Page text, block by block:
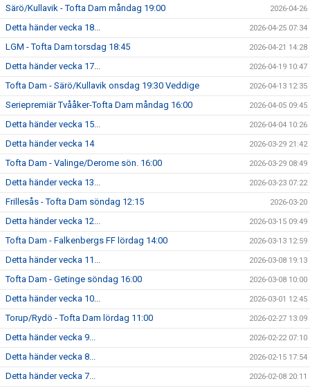
Särö/Kullavik - Tofta Dam måndag 19:00 2026-04-26
Detta händer vecka 18... 2026-04-25 07:34
LGM - Tofta Dam torsdag 18:45 2026-04-21 14:28
Detta händer vecka 17... 2026-04-19 10:47
Tofta Dam - Särö/Kullavik onsdag 19:30 Veddige 2026-04-13 12:35
Seriepremiär Tvååker-Tofta Dam måndag 16:00 2026-04-05 09:45
Detta händer vecka 15... 2026-04-04 10:26
Detta händer vecka 14 2026-03-29 21:42
Tofta Dam - Valinge/Derome sön. 16:00 2026-03-29 08:49
Detta händer vecka 13... 2026-03-23 07:22
Frillesås - Tofta Dam söndag 12:15 2026-03-20
Detta händer vecka 12... 2026-03-15 09:49
Tofta Dam - Falkenbergs FF lördag 14:00 2026-03-13 12:59
Detta händer vecka 11... 2026-03-08 19:13
Tofta Dam - Getinge söndag 16:00 2026-03-08 10:00
Detta händer vecka 10... 2026-03-01 12:45
Torup/Rydö - Tofta Dam lördag 11:00 2026-02-27 13:09
Detta händer vecka 9... 2026-02-22 07:10
Detta händer vecka 8... 2026-02-15 17:54
Detta händer vecka 7... 2026-02-08 20:11